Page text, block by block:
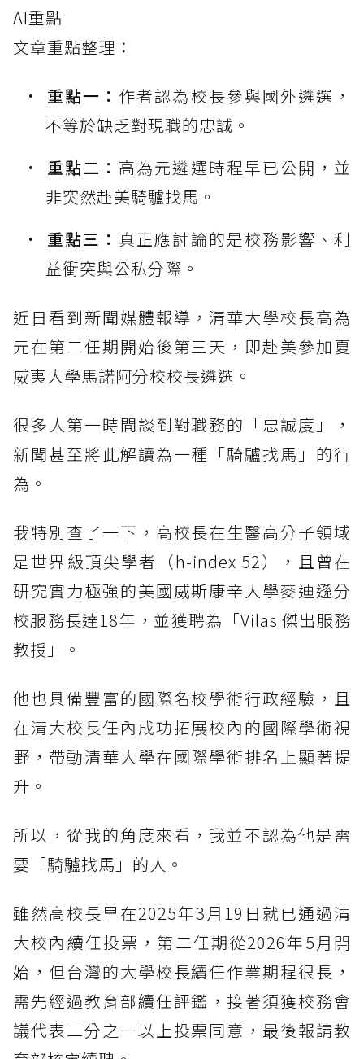
AI重點
文章重點整理：
重點一： 作者認為校長參與國外遴選，
不等於缺乏對現職的忠誠。
重點二： 高為元遴選時程早已公開，並
非突然赴美騎驢找馬。
重點三： 真正應討論的是校務影響、利
益衝突與公私分際。
近日看到新聞媒體報導，清華大學校長高為
元在第二任期開始後第三天，即赴美參加夏
威夷大學馬諾阿分校校長遴選。
很多人第一時間談到對職務的「忠誠度」，
新聞甚至將此解讀為一種「騎驢找馬」的行
為。
我特別查了一下，高校長在生醫高分子領域
是世界級頂尖學者（h-index 52），且曾在
研究實力極強的美國威斯康辛大學麥迪遜分
校服務長達18年，並獲聘為「Vilas 傑出服務
教授」。
他也具備豐富的國際名校學術行政經驗，且
在清大校長任內成功拓展校內的國際學術視
野，帶動清華大學在國際學術排名上顯著提
升。
所以，從我的角度來看，我並不認為他是需
要「騎驢找馬」的人。
雖然高校長早在2025年3月19日就已通過清
大校內續任投票，第二任期從2026年5月開
始，但台灣的大學校長續任作業期程很長，
需先經過教育部續任評鑑，接著須獲校務會
議代表二分之一以上投票同意，最後報請教